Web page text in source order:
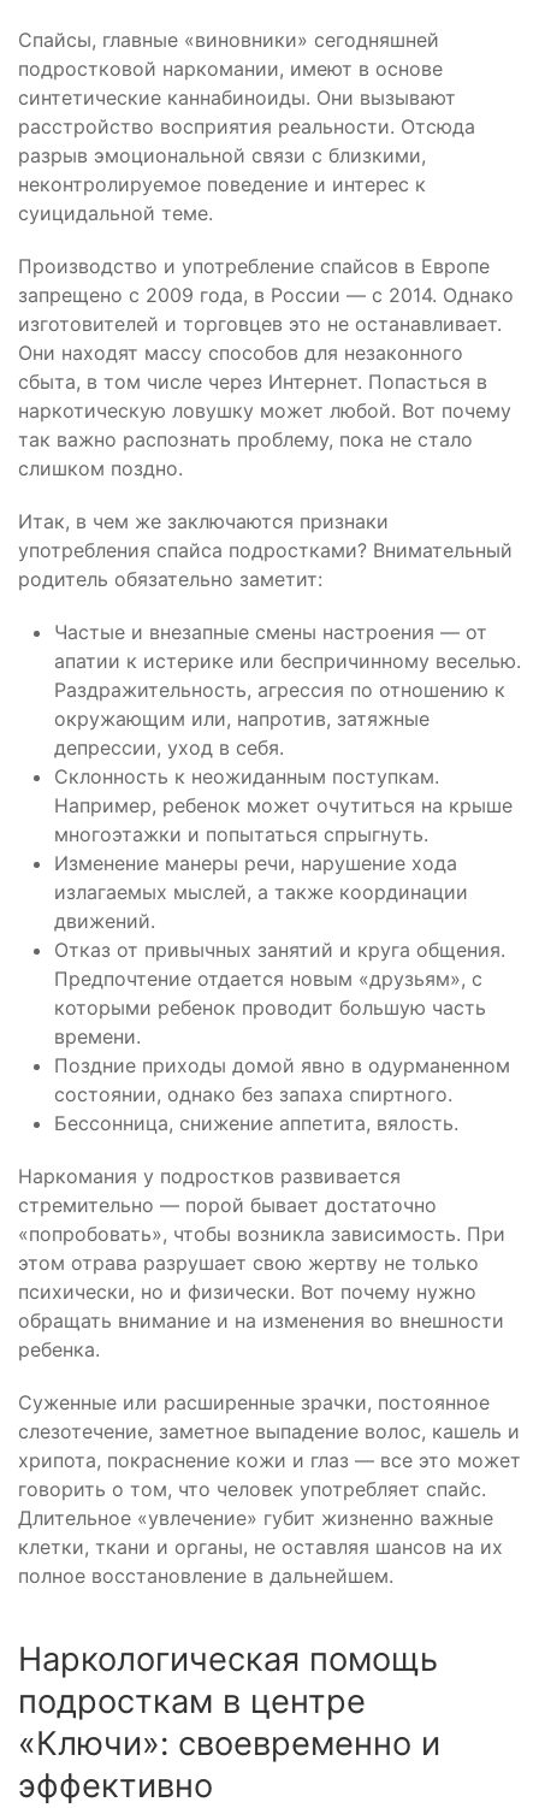
Спайсы, главные «виновники» сегодняшней
подростковой наркомании, имеют в основе
синтетические каннабиноиды. Они вызывают
расстройство восприятия реальности. Отсюда
разрыв эмоциональной связи с близкими,
неконтролируемое поведение и интерес к
суицидальной теме.
Производство и употребление спайсов в Европе
запрещено с 2009 года, в России — с 2014. Однако
изготовителей и торговцев это не останавливает.
Они находят массу способов для незаконного
сбыта, в том числе через Интернет. Попасться в
наркотическую ловушку может любой. Вот почему
так важно распознать проблему, пока не стало
слишком поздно.
Итак, в чем же заключаются признаки
употребления спайса подростками? Внимательный
родитель обязательно заметит:
Частые и внезапные смены настроения — от
апатии к истерике или беспричинному веселью.
Раздражительность, агрессия по отношению к
окружающим или, напротив, затяжные
депрессии, уход в себя.
Склонность к неожиданным поступкам.
Например, ребенок может очутиться на крыше
многоэтажки и попытаться спрыгнуть.
Изменение манеры речи, нарушение хода
излагаемых мыслей, а также координации
движений.
Отказ от привычных занятий и круга общения.
Предпочтение отдается новым «друзьям», с
которыми ребенок проводит большую часть
времени.
Поздние приходы домой явно в одурманенном
состоянии, однако без запаха спиртного.
Бессонница, снижение аппетита, вялость.
Наркомания у подростков развивается
стремительно — порой бывает достаточно
«попробовать», чтобы возникла зависимость. При
этом отрава разрушает свою жертву не только
психически, но и физически. Вот почему нужно
обращать внимание и на изменения во внешности
ребенка.
Суженные или расширенные зрачки, постоянное
слезотечение, заметное выпадение волос, кашель и
хрипота, покраснение кожи и глаз — все это может
говорить о том, что человек употребляет спайс.
Длительное «увлечение» губит жизненно важные
клетки, ткани и органы, не оставляя шансов на их
полное восстановление в дальнейшем.
Наркологическая помощь
подросткам в центре
«Ключи»: своевременно и
эффективно